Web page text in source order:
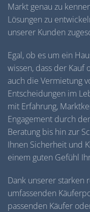
Markt genau zu
Lösungen zu
unserer Kunden
Egal, ob es um ein
wissen, dass der
auch die Vermietung
Entscheidungen im
mit Erfahrung,
Engagement durch
Beratung bis hin zur
Ihnen Sicherheit und
einem guten Gefühl
Dank unserer starken
umfassenden
passenden Käufer